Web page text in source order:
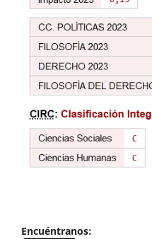
Encuéntranos: